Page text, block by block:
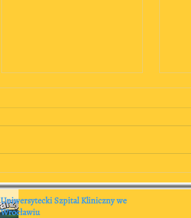
Zakażeń
Uniwersytecki Szpital Kliniczny we
Wrocławiu